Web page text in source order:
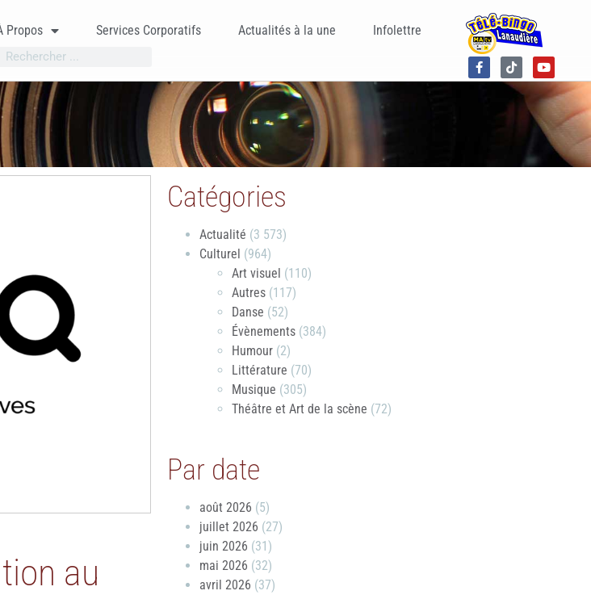
Propos Services Corporatifs Actualités à la une Infolettre
au
Catégories
Actualité (3 573)
Culturel (964)
Art visuel (110)
Autres (117)
Danse (52)
Évènements (384)
Humour (2)
Littérature (70)
Musique (305)
Théâtre et Art de la scène (72)
Par date
août 2026 (5)
juillet 2026 (27)
juin 2026 (31)
mai 2026 (32)
avril 2026 (37)